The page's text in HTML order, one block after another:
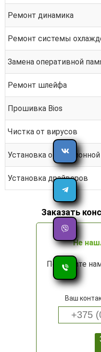
Ремонт динамика
Ремонт системы
Замена оперативной
Ремонт шлейфа
Прошивка Bios
Чистка от вирусов
Установка
Установка драйверов
Заказать
Не
Позвоните
Ваш